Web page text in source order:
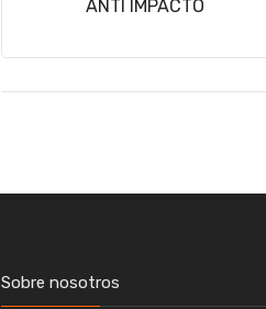
ANTI IMPACTO
Sobre nosotros